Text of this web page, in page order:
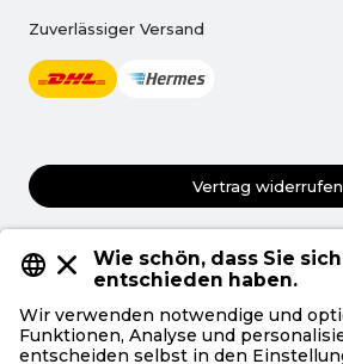
Zuverlässiger Versand
Vertrag widerrufen